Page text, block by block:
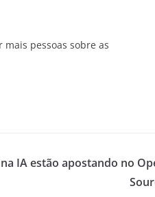
pessoas sobre as
IA estão apostando no